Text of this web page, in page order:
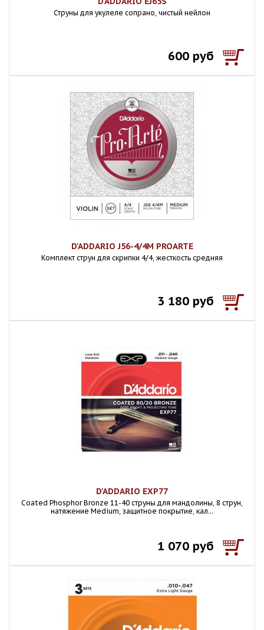
Струны для укулеле сопрано, чистый нейлон
600 руб
D'ADDARIO J56-4/4M PROARTE
Комплект струн для скрипки 4/4, жесткость средняя
3 180 руб
D'ADDARIO EXP77
Coated Phosphor Bronze 11-40 струны для мандолины, 8 струн,
натяжение Medium, защитное покрытие, кал...
1 070 руб